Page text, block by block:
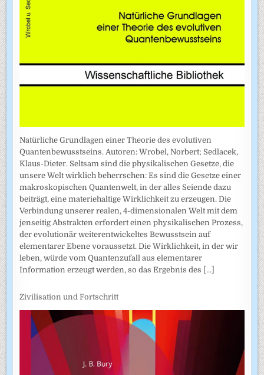
Natürliche Grundlagen einer Theorie des evolutiven
Quantenbewusstseins. Autoren: Wrobel, Norbert; Sedlacek,
Klaus-Dieter. Seltsam sind die physikalischen Gesetze, die
unsere Welt wirklich beherrschen: Es sind die Gesetze einer
makroskopischen Quantenwelt, in der alles Seiende dazu
beiträgt, eine materiehaltige Wirklichkeit zu erzeugen. Die
Verbindung unserer realen, 4-dimensionalen Welt mit dem
jenseitig Abstrakten erfordert einen physikalischen Prozess,
der evolutionär weiterentwickeltes Bewusstsein auf
elementarer Ebene voraussetzt. Die Wirklichkeit, in der wir
leben, würde vom Quantenzufall aus elementarer
Information erzeugt werden, so das Ergebnis des [...]
Zivilisation und Fortschritt